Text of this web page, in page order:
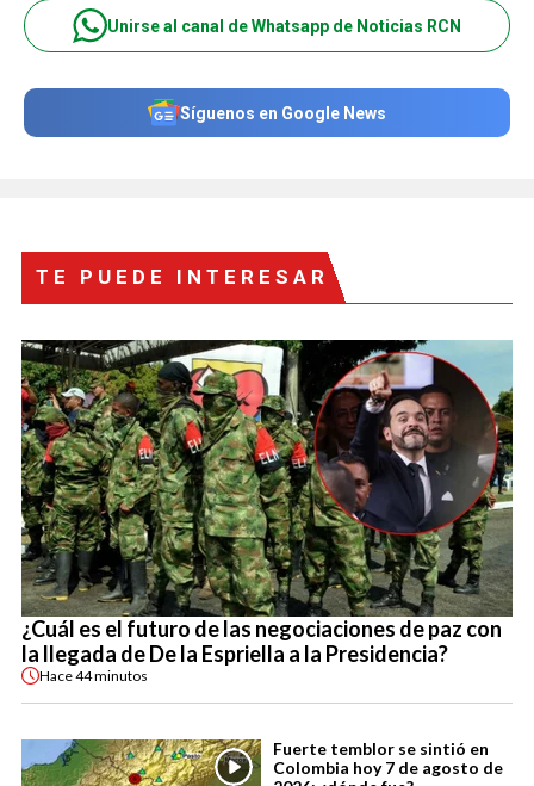
Unirse al canal de Whatsapp de Noticias RCN
Síguenos en Google News
TE PUEDE INTERESAR
¿Cuál es el futuro de las negociaciones de paz con
la llegada de De la Espriella a la Presidencia?
Hace44 minutos
Fuerte temblor se sintió en
Colombia hoy 7 de agosto de